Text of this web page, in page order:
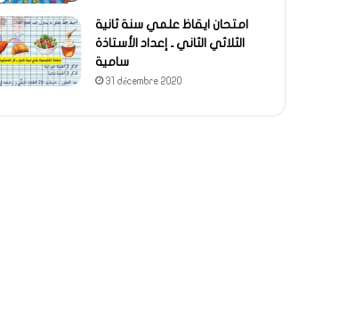
امتحان ايقاظ علمي سنة ثانية
الثلاثي الثاني ـ إعداد الأستاذة
سامية
31 décembre 2020